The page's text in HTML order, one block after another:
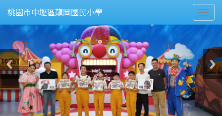
桃園市中壢區龍岡國民小學